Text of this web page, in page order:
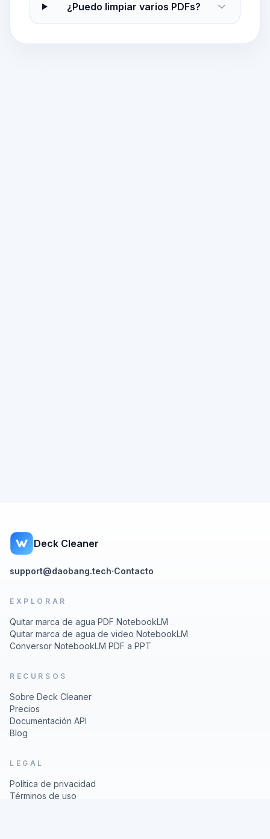
¿Puedo limpiar varios PDFs?
Deck Cleaner
support@daobang.tech·Contacto
EXPLORAR
Quitar marca de agua PDF NotebookLM
Quitar marca de agua de video NotebookLM
Conversor NotebookLM PDF a PPT
RECURSOS
Sobre Deck Cleaner
Precios
Documentación API
Blog
LEGAL
Política de privacidad
Términos de uso